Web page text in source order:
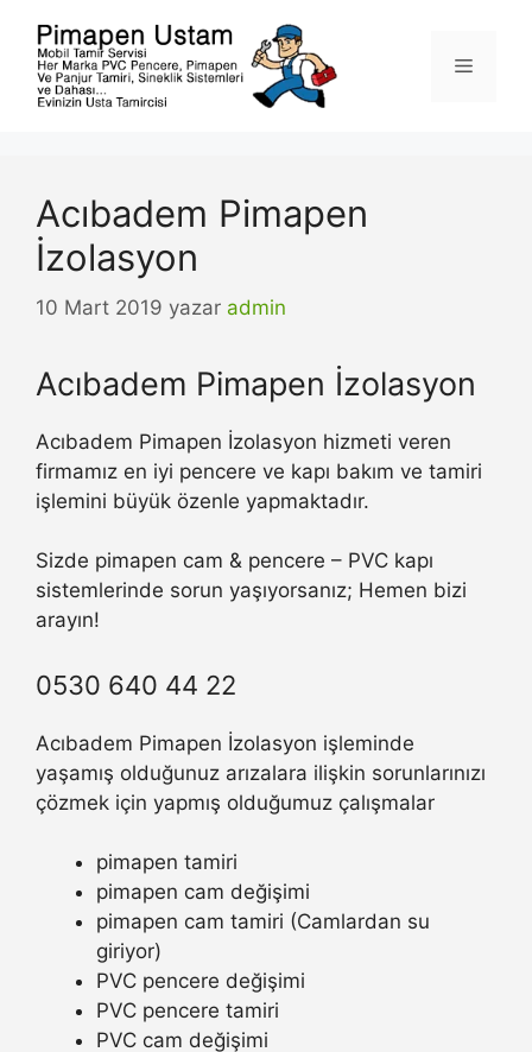
Menü
Acıbadem Pimapen
İzolasyon
10 Mart 2019 yazar admin
Acıbadem Pimapen İzolasyon
Acıbadem Pimapen İzolasyon hizmeti veren
firmamız en iyi pencere ve kapı bakım ve tamiri
işlemini büyük özenle yapmaktadır.
Sizde pimapen cam & pencere – PVC kapı
sistemlerinde sorun yaşıyorsanız; Hemen bizi
arayın!
0530 640 44 22
Acıbadem Pimapen İzolasyon işleminde
yaşamış olduğunuz arızalara ilişkin sorunlarınızı
çözmek için yapmış olduğumuz çalışmalar
pimapen tamiri
pimapen cam değişimi
pimapen cam tamiri (Camlardan su
giriyor)
PVC pencere değişimi
PVC pencere tamiri
PVC cam değişimi